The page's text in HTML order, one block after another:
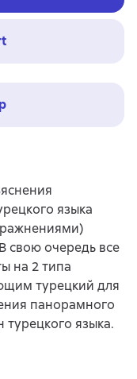
языка
свою очередь все
на 2 типа
турецкий для
панорамного
языка.